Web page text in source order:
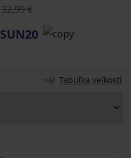
32,99 €
SUN20
Tabuľka veľkostí